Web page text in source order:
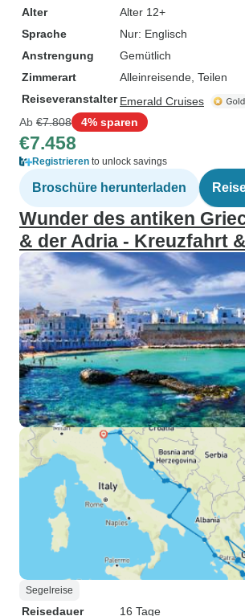
Alter
Alter 12+
Sprache
Nur: Englisch
Anstrengung
Gemütlich
Zimmerart
Alleinreisende, Teilen
Reiseveranstalter Emerald Cruises
Ab €7.808 4% sparen
€7.458
Registrieren to unlock savings
Broschüre herunterladen
Wunder des antiken
& der Adria - Kreuzfahrt
Segelreise
Reisedauer 16 Tage